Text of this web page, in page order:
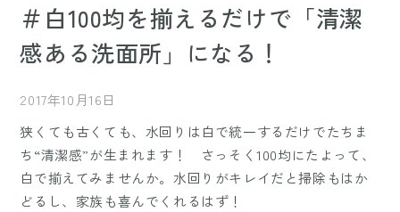
＃白100均を揃えるだけで「清潔
感ある洗面所」になる！
2017年10月16日
狭くても古くても、水回りは白で統一するだけでたちま
ち“清潔感”が生まれます！ さっそく100均にたよって、
白で揃えてみませんか。水回りがキレイだと掃除もはか
どるし、家族も喜んでくれるはず！